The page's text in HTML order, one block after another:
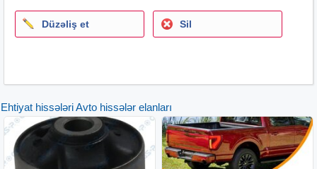
Düzəliş et Sil
Ehtiyat hissələri Avto hissələr elanları